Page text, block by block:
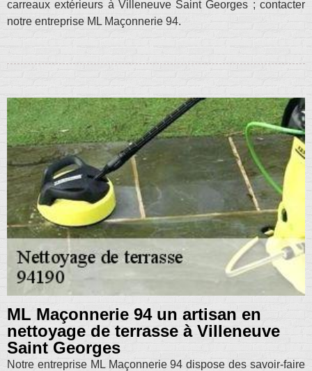
carreaux extérieurs à Villeneuve Saint Georges ; contacter
notre entreprise ML Maçonnerie 94.
ML Maçonnerie 94 un artisan en
nettoyage de terrasse à Villeneuve
Saint Georges
Notre entreprise ML Maçonnerie 94 dispose des savoir-faire